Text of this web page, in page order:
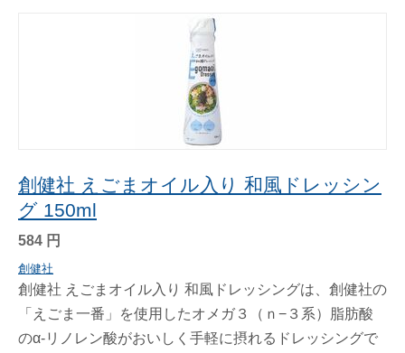
創健社 えごまオイル入り 和風ドレッシン
グ 150ml
584 円
創健社
創健社 えごまオイル入り 和風ドレッシングは、創健社の
「えごま一番」を使用したオメガ３（ｎ−３系）脂肪酸
のα-リノレン酸がおいしく手軽に摂れるドレッシングで